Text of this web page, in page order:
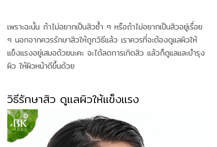
เพราะฉะนั้น ถ้าไม่อยากเป็นสิวซ้ำ ๆ หรือถ้าไม่อยากเป็นสิวอยู่เรื่อย
ๆ นอกจากควรรักษาสิวให้ถูกวิธีแล้ว เราควรที่จะต้องดูแลผิวให้
แข็งแรงอยู่เสมอด้วยนะคะ จะได้ลดการเกิดสิว แล้วก็ดูแลและบำรุง
ผิว ให้ผิวหน้าดีขึ้นด้วย
วิธีรักษาสิว ดูแลผิวให้แข็งแรง